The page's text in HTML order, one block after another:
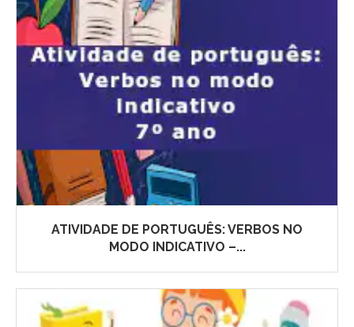
ATIVIDADE DE PORTUGUÊS: VERBOS NO
MODO INDICATIVO –...